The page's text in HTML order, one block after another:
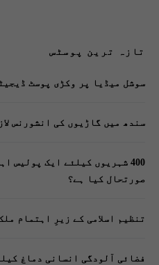
تازہ ترین پوسٹس
سوشل میڈیا پر وکڑی پوسٹ
سندھ میں گاڑیوں کی انشورنس
400 شہریوں کیلئے ایک پولیس
صورتحال کیا ہے؟
تنظیم اسلامی کے زیرِ اہتمام
فضائی آلودگی انسانی دماغ